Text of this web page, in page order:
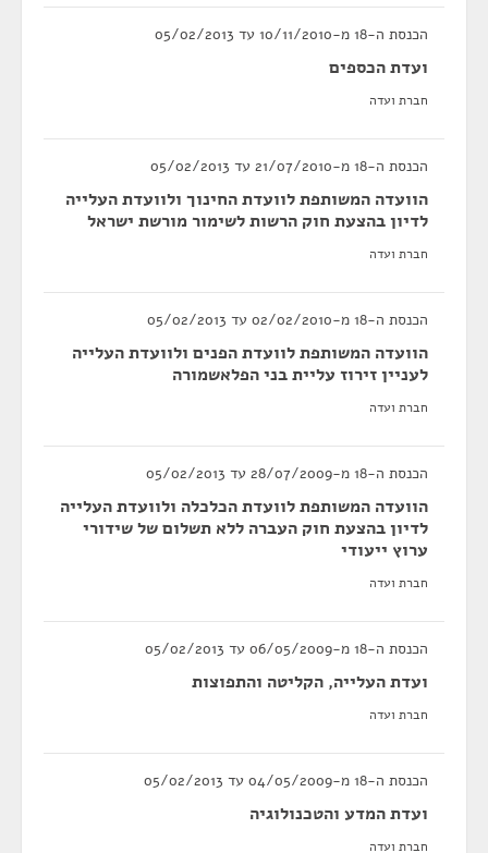
הכנסת ה-18 מ-10/11/2010 עד 05/02/2013
ועדת הכספים
חברת ועדה
הכנסת ה-18 מ-21/07/2010 עד 05/02/2013
הוועדה המשותפת לוועדת החינוך ולוועדת העלייה
לדיון בהצעת חוק הרשות לשימור מורשת ישראל
חברת ועדה
הכנסת ה-18 מ-02/02/2010 עד 05/02/2013
הוועדה המשותפת לוועדת הפנים ולוועדת העלייה
לעניין זירוז עליית בני הפלאשמורה
חברת ועדה
הכנסת ה-18 מ-28/07/2009 עד 05/02/2013
הוועדה המשותפת לוועדת הכלכלה ולוועדת העלייה
לדיון בהצעת חוק העברה ללא תשלום של שידורי
ערוץ ייעודי
חברת ועדה
הכנסת ה-18 מ-06/05/2009 עד 05/02/2013
ועדת העלייה, הקליטה והתפוצות
חברת ועדה
הכנסת ה-18 מ-04/05/2009 עד 05/02/2013
ועדת המדע והטכנולוגיה
חברת ועדה